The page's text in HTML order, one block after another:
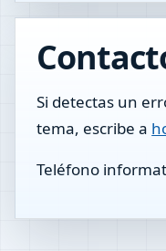
Si detectas un
tema, escribe a
Teléfono